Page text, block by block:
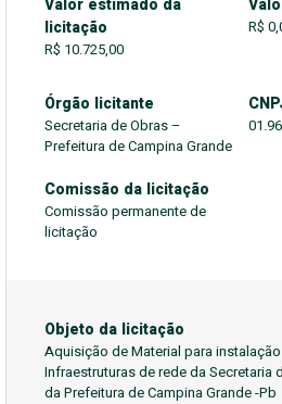
Valor estimado da
licitação
R$ 10.725,00
R$
Órgão licitante
Secretaria de Obras –
Prefeitura de Campina Grande
Comissão da licitação
Comissão permanente de
licitação
Objeto da licitação
Aquisição de Material para
Infraestruturas de rede da Secretaria
da Prefeitura de Campina Grande -Pb